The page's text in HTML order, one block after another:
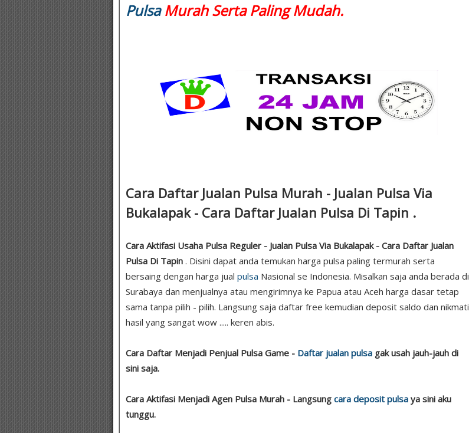
PulsaMurah Serta Paling Mudah.
Cara Daftar Jualan Pulsa Murah - Jualan Pulsa Via
Bukalapak - Cara Daftar Jualan Pulsa Di Tapin .
Cara Aktifasi Usaha Pulsa Reguler - Jualan Pulsa Via Bukalapak - Cara Daftar Jualan
Pulsa Di Tapin . Disini dapat anda temukan harga pulsa paling termurah serta
bersaing dengan harga jual pulsa Nasional se Indonesia. Misalkan saja anda berada di
Surabaya dan menjualnya atau mengirimnya ke Papua atau Aceh harga dasar tetap
sama tanpa pilih - pilih. Langsung saja daftar free kemudian deposit saldo dan nikmati
hasil yang sangat wow ..... keren abis.
Cara Daftar Menjadi Penjual Pulsa Game - Daftar jualan pulsa gak usah jauh-jauh di
sini saja.
Cara Aktifasi Menjadi Agen Pulsa Murah - Langsung cara deposit pulsa ya sini aku
tunggu.